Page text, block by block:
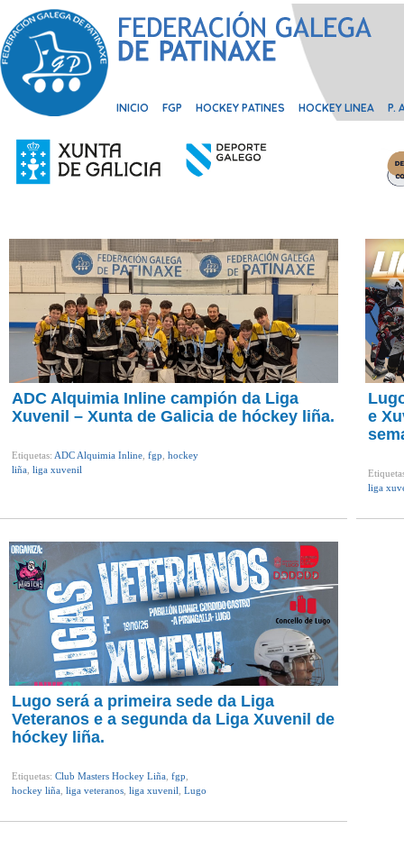
INICIO FGP HOCKEY PATINES HOCKEY LINEA P.
ADC Alquimia Inline campión da Liga
Xuvenil – Xunta de Galicia de hóckey liña.
Etiquetas: ADC Alquimia Inline fgp hockey
liña liga xuvenil
e
liga
Lugo será a primeira sede da Liga
Veteranos e a segunda da Liga Xuvenil de
hóckey liña.
Etiquetas: Club Masters Hockey Liña fgp
hockey liña liga veteranos liga xuvenil Lugo